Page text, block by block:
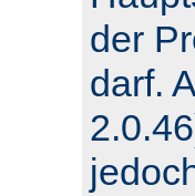
der
darf.